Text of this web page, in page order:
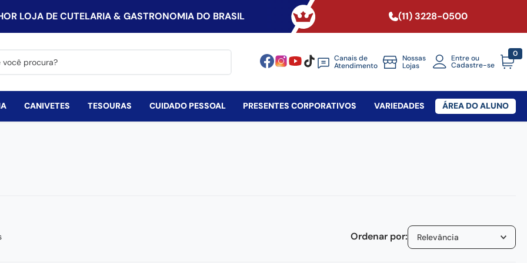
LOJA DE CUTELARIA & GASTRONOMIA DO BRASIL (11) 3228-0500
Canais de
Atendimento
Nossas
Lojas
Entre ou
Cadastre-se
0
CANIVETES TESOURAS CUIDADO PESSOAL PRESENTES CORPORATIVOS VARIEDADES ÁREA DO ALUNO
Relevância